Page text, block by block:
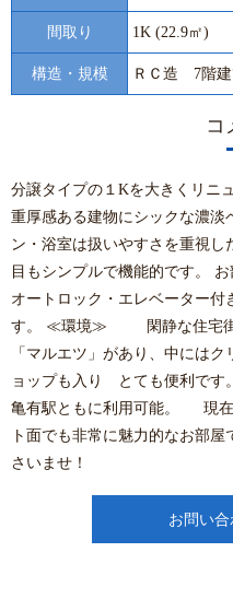
間取り 1K (22.9㎡)
構造・規模 ＲＣ造 7階建
コ
分譲タイプの１Kを大きくリニ
重厚感ある建物にシックな濃淡
ン・浴室は扱いやすさを重視
目もシンプルで機能的です。
オートロック・エレベーター
す。 ≪環境≫ 閑静な住宅街
「マルエツ」があり、中には
ョップも入り とても便利で
亀有駅ともに利用可能。 現在
ト面でも非常に魅力的なお部
さいませ！
お問い